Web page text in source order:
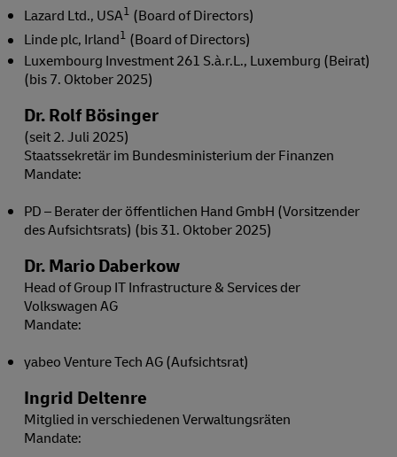
Lazard Ltd., USA1 (Board of Directors)
Linde plc, Irland1 (Board of Directors)
Luxembourg Investment 261 S.à.r.L., Luxemburg (Beirat)
(bis 7. Oktober 2025)
Dr. Rolf Bösinger
(seit 2. Juli 2025)
Staatssekretär im Bundesministerium der Finanzen
Mandate:
PD – Berater der öffentlichen Hand GmbH (Vorsitzender
des Aufsichtsrats) (bis 31. Oktober 2025)
Dr. Mario Daberkow
Head of Group IT Infrastructure & Services der
Volkswagen AG
Mandate:
yabeo Venture Tech AG (Aufsichtsrat)
Ingrid Deltenre
Mitglied in verschiedenen Verwaltungsräten
Mandate: